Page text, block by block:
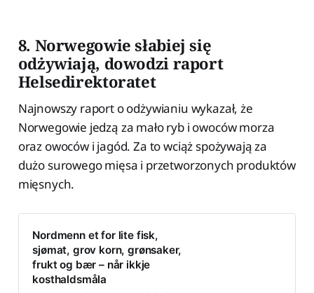
8. Norwegowie słabiej się
odżywiają, dowodzi raport
Helsedirektoratet
Najnowszy raport o odżywianiu wykazał, że
Norwegowie jedzą za mało ryb i owoców morza
oraz owoców i jagód. Za to wciąż spożywają za
dużo surowego mięsa i przetworzonych produktów
mięsnych.
Nord­menn et for lite fisk,
sjømat, grov korn, grøn­saker,
frukt og bær – når ikkje
kosthalds­måla